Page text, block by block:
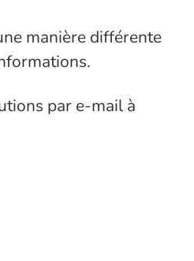
manière différente
par e-mail à